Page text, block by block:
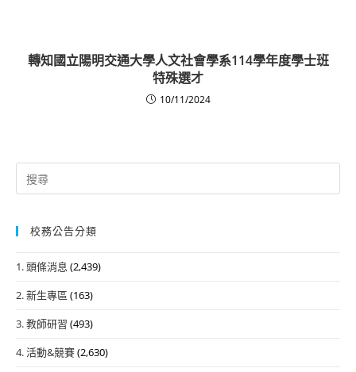
轉知國立陽明交通大學人文社會學系114學年度學士班
特殊選才
10/11/2024
Search
for:
校務公告分類
1. 頭條消息 (2,439)
2. 新生專區 (163)
3. 教師研習 (493)
4. 活動&競賽(2,630)